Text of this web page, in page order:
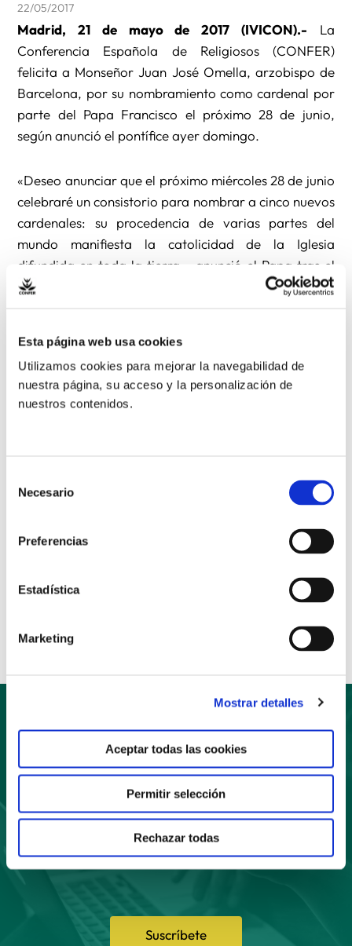
Esta página web usa cookies
Utilizamos cookies para mejorar la navegabilidad de
nuestra página, su acceso y la personalización de
nuestros contenidos.
Necesario
Preferencias
Estadística
Marketing
Mostrar detalles
Aceptar todas las cookies
Permitir selección
Rechazar todas
22/05/2017
Madrid, 21 de mayo de 2017 (IVICON).- La
Conferencia Española de Religiosos (CONFER)
felicita a Monseñor Juan José Omella, arzobispo de
Barcelona, por su nombramiento como cardenal por
parte del Papa Francisco el próximo 28 de junio,
según anunció el pontífice ayer domingo.
«Deseo anunciar que el próximo miércoles 28 de junio
celebraré un consistorio para nombrar a cinco nuevos
cardenales: su procedencia de varias partes del
mundo manifiesta la catolicidad de la Iglesia
difundida en toda la tierra», anunció el Papa tras el
rezo de
serán el arzobispo de Bamako, en Mali, Jean Zerbo;
el obispo de Estocolmo, Anders Arborelius; el vicario
apostólico de Pakse, en Laos, Louis-Marie Ling
En este enlace se puede leer el anuncio del
Arzobispado de Barcelona.
Siguiente
Suscríbete
Suscríbete
a nuestro boletín